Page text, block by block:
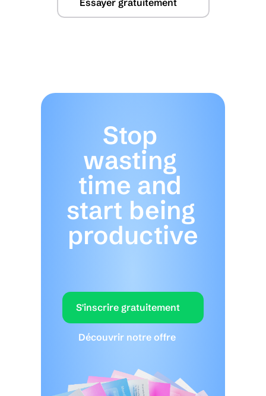
Essayer gratuitement
Stop
wasting
time and
start being
productive
S'inscrire gratuitement
Découvrir notre offre